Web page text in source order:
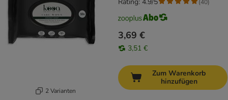
2 Varianten
3,69 €
3,51 €
(40)
Zum Warenkorb
hinzufügen